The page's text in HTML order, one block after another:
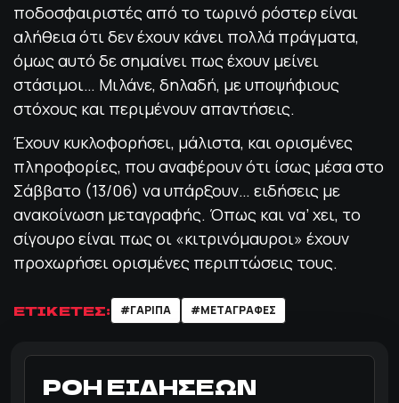
ποδοσφαιριστές από το τωρινό ρόστερ είναι
αλήθεια ότι δεν έχουν κάνει πολλά πράγματα,
όμως αυτό δε σημαίνει πως έχουν μείνει
στάσιμοι… Μιλάνε, δηλαδή, με υποψήφιους
στόχους και περιμένουν απαντήσεις.
Έχουν κυκλοφορήσει, μάλιστα, και ορισμένες
πληροφορίες, που αναφέρουν ότι ίσως μέσα στο
Σάββατο (13/06) να υπάρξουν… ειδήσεις με
ανακοίνωση μεταγραφής. Όπως και να’ χει, το
σίγουρο είναι πως οι «κιτρινόμαυροι» έχουν
προχωρήσει ορισμένες περιπτώσεις τους.
ΕΤΙΚΕΤΕΣ: #ΓΑΡΙΠΑ #ΜΕΤΑΓΡΑΦΕΣ
ΡΟΗ ΕΙΔΗΣΕΩΝ